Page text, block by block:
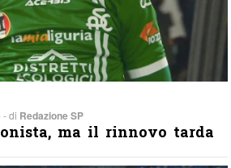
- di Redazione SP
ma il rinnovo tarda